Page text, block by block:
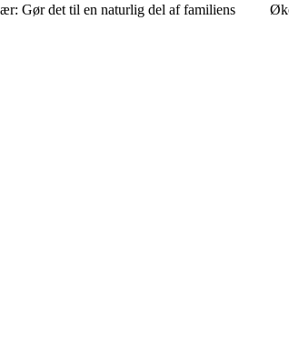
Gør det til en naturlig del af familiens